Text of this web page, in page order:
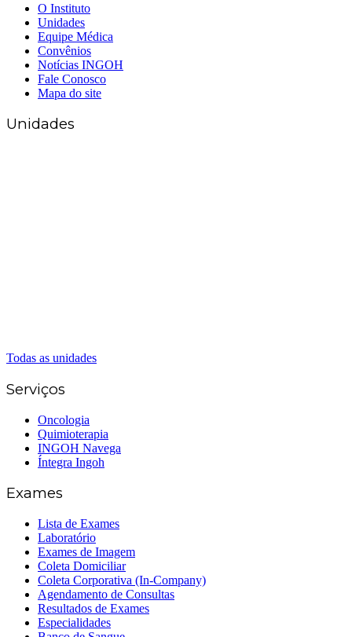
O Instituto
Unidades
Equipe Médica
Convênios
Notícias INGOH
Fale Conosco
Mapa do site
Unidades
Todas as unidades
Serviços
Oncologia
Quimioterapia
INGOH Navega
Íntegra Ingoh
Exames
Lista de Exames
Laboratório
Exames de Imagem
Coleta Domiciliar
Coleta Corporativa (In-Company)
Agendamento de Consultas
Resultados de Exames
Especialidades